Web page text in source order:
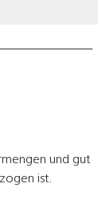
und gut
ist.